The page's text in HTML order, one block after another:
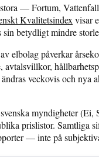
— Fortum,
Kvalitetsindex visar
sin betydligt mindre
elbolag påverkar
veckovis och nya
myndigheter
prislistor. Samtliga
— inte på